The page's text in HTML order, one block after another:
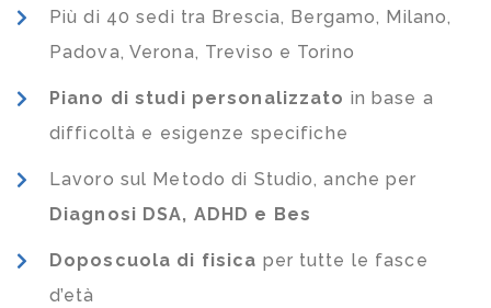
Più di 40 sedi tra Brescia, Bergamo, Milano,
Padova, Verona, Treviso e Torino
Piano di studi personalizzato in base a
difficoltà e esigenze specifiche
Lavoro sul Metodo di Studio, anche per
Diagnosi DSA, ADHD e Bes
Doposcuola di fisica per tutte le fasce
d’età